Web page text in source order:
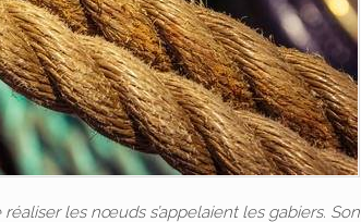
les nœuds s’appelaient les gabiers. Son